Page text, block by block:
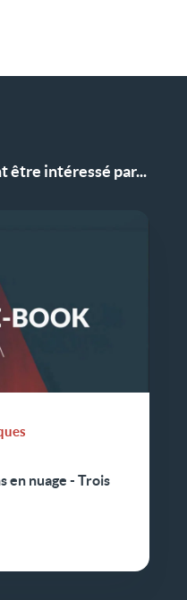
être intéressé par...
en nuage - Trois